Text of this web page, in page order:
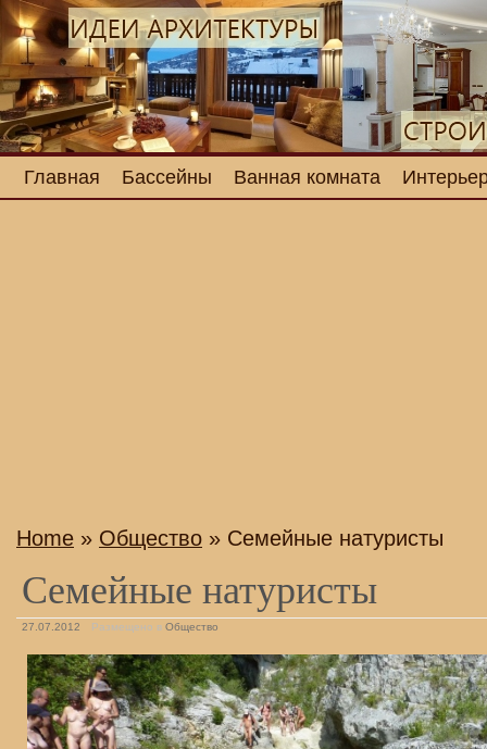
Главная Бассейны Ванная комната
Home » Общество » Семейные натуристы
Семейные натуристы
27.07.2012 Размещено в Общество